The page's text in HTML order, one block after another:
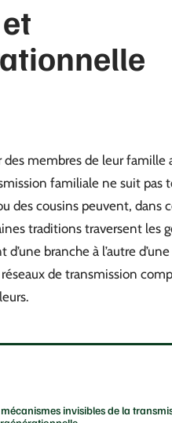
membres de leur famille
familiale ne suit pas
des cousins peuvent, dans
traditions traversent les
branche à l’autre
de transmission
mécanismes invisibles de la